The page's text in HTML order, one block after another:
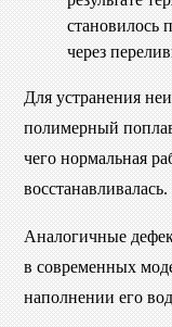
становилось
через
Для устранения
полимерный
чего нормальная
восстанавливалась.
Аналогичные
в современных
наполнении его